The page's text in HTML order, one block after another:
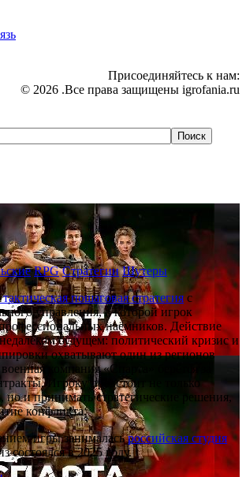
Присоединяйтесь к нам:
© 2026 .Все права защищены igrofania.ru
RPG Стратегии Шутеры
пошаговая стратегияс
управления, в которой игрок
профессиональных наёмников. Действие
недалёком будущем: политический кризис и
охватывают один из регионов
компания «Спарта» берётся за
Игроку предстоит не только
но и принимать стратегические решения,
конфликта.
игры занималасьроссийская студия
состоялся в 2025 году.